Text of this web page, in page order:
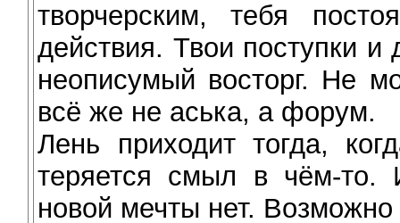
творчерским, тебя
действия. Твои поступки
неописумый восторг. Не
всё же не аська, а форум.
Лень приходит тогда,
теряется смыл в чём-то.
новой мечты нет.